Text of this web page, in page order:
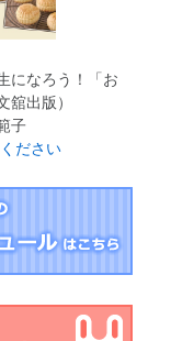
になろう！「お
舘出版）
子
ださい